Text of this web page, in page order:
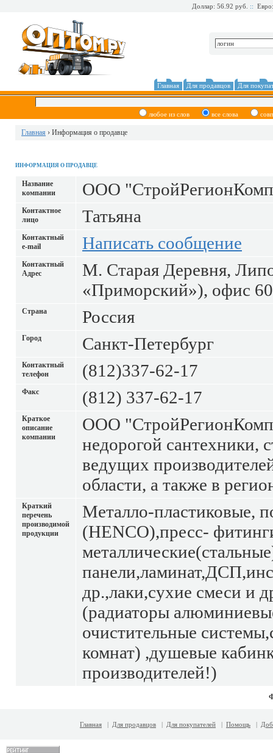
Доллар: 56.92 руб. ::
Главная Для продавцов Для
любое из слов все слова
Главная › Информация о продавце
ИНФОРМАЦИЯ О ПРОДАВЦЕ
Название
компании
ООО
Контактное
лицо
Татьяна
Контактный
е-mail
Написать сообщение
Контактный
Адрес
М. Старая Деревня,
«Приморский»), офис
Страна Россия
Город Санкт-Петербург
Контактный
телефон
(812)337-62-17
Факс (812) 337-62-17
Краткое
описание
компании
ООО
недорогой сантехники,
ведущих
области, а также в
Краткий
перечень
производимой
продукции
Металло-пластиковые,
(HENCO),пресс-
др.,лаки,сухие смеси и
(радиаторы
очистительные
комнат) ,душевые
производителей!)
Главная | Для продавцов | Для покупателей | Помощь |